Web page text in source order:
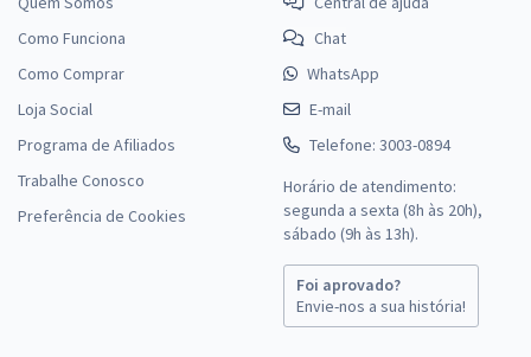
Como Funciona
Como Comprar
Loja Social
Programa de Afiliados
Trabalhe Conosco
Preferência de Cookies
Chat
WhatsApp
E-mail
Telefone: 3003-0894
Horário de atendimento:
segunda a sexta (8h às 20h),
sábado (9h às 13h).
Foi aprovado?
Envie-nos a sua história!